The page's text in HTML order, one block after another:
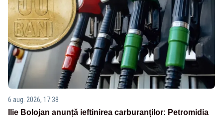
6 aug. 2026, 17:38
Ilie Bolojan anunță ieftinirea carburanților: Petromidia